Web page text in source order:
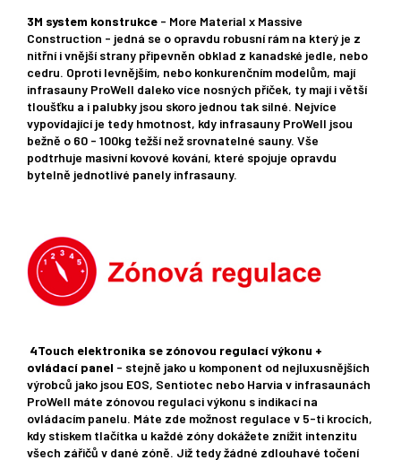
3M system konstrukce - More Material x Massive
Construction - jedná se o opravdu robusní rám na který je z
nitřní i vnější strany připevněn obklad z kanadské jedle, nebo
cedru. Oproti levnějším, nebo konkurenčním modelům, mají
infrasauny ProWell daleko více nosných příček, ty mají i větší
tloušťku a i palubky jsou skoro jednou tak silné. Nejvíce
vypovídající je tedy hmotnost, kdy infrasauny ProWell jsou
bežně o 60 - 100kg težší než srovnatelné sauny. Vše
podtrhuje masivní kovové kování, které spojuje opravdu
bytelně jednotlivé panely infrasauny.
4Touch elektronika se zónovou regulací výkonu +
ovládací panel - stejně jako u komponent od nejluxusnějších
výrobců jako jsou EOS, Sentiotec nebo Harvia v infrasaunách
ProWell máte zónovou regulaci výkonu s indikací na
ovládacím panelu. Máte zde možnost regulace v 5-ti krocích,
kdy stiskem tlačítka u každé zóny dokážete znížit intenzitu
všech zářičů v dané zóně. Již tedy žádné zdlouhavé točení